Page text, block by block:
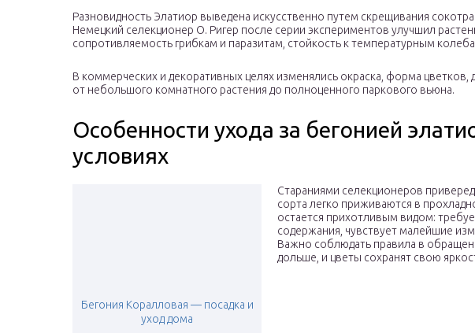
Разновидность Элатиор выведена искусственно путем скрещивания
Немецкий селекционер О. Ригер после серии экспериментов улучшил
сопротивляемость грибкам и паразитам, стойкость к температурным
В коммерческих и декоративных целях изменялись окраска, форма цветков,
от небольшого комнатного растения до полноценного паркового вьюна.
Особенности ухода за бегонией
условиях
Бегония Коралловая — посадка и
уход дома
Стараниями селекционеров
сорта легко приживаются в
остается прихотливым видом:
содержания, чувствует малейшие
Важно соблюдать правила в
дольше, и цветы сохранят свою